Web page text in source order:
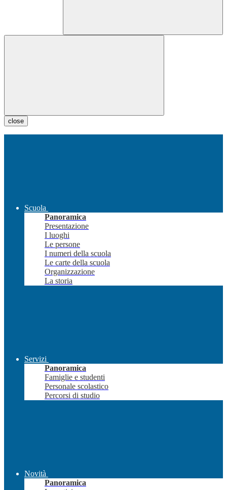
close
Scuola
Panoramica
Presentazione
I luoghi
Le persone
I numeri della scuola
Le carte della scuola
Organizzazione
La storia
Servizi
Panoramica
Famiglie e studenti
Personale scolastico
Percorsi di studio
Novità
Panoramica